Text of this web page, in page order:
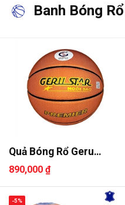
Banh Bóng Rổ
Quả Bóng Rổ Geru
Premier 202..
890,000 ₫
-5%